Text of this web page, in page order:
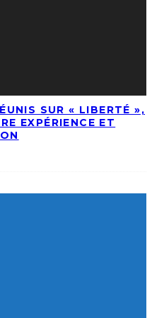
SUR « LIBERTÉ »,
EXPÉRIENCE ET